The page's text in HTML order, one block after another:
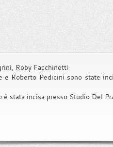
Roby Facchinetti
e Roberto Pedicini sono state
è stata incisa presso Studio Del